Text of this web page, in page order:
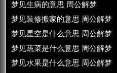
梦见生病的意思 周公解梦
梦见装修搬家的意思 周公解梦
梦见星空是什么意思 周公解梦
梦见蔬菜是什么意思 周公解梦
梦见水果是什么意思 周公解梦